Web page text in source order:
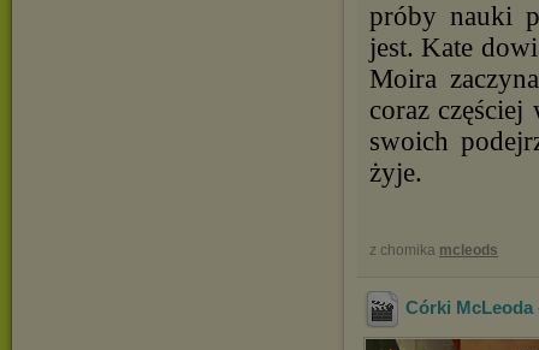
próby nauki
jest. Kate
Moira
coraz częściej
swoich
żyje.
z chomika mcleods
Córki McLeoda